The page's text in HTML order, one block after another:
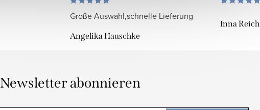
Große Auswahl,schnelle Lieferung
Angelika Hauschke
Inna Reich
Newsletter abonnieren